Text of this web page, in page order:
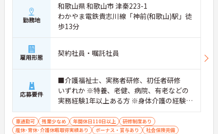
勤務地
和歌山県 和歌山市 津秦223-1
わかやま電鉄貴志川線「神前(和歌山)駅」徒
歩13分
雇用形態 契約社員・嘱託社員
応募要件
■介護福祉士、実務者研修、初任者研修
いずれか ※特養、老健、病院、有老などの
実務経験1年以上ある方 ※身体介護の経験年
以上ある方、機械浴の使用の経験のある方
歓迎
車通勤可 残業少なめ 年間休日110日以上
研修制度あり
産休･育休･介護休暇取得実績あり
ボーナス・賞与あり
社会保険完備